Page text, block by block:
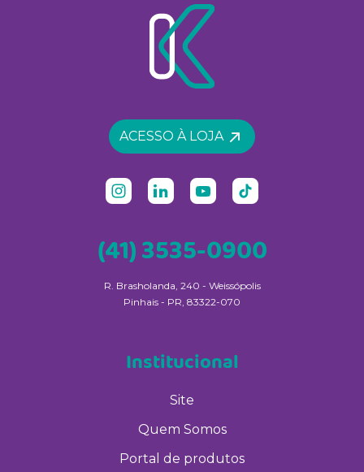
ACESSO À LOJA
(41) 3535-0900
R. Brasholanda, 240 - Weissópolis
Pinhais - PR, 83322-070
Institucional
Site
Quem Somos
Portal de produtos